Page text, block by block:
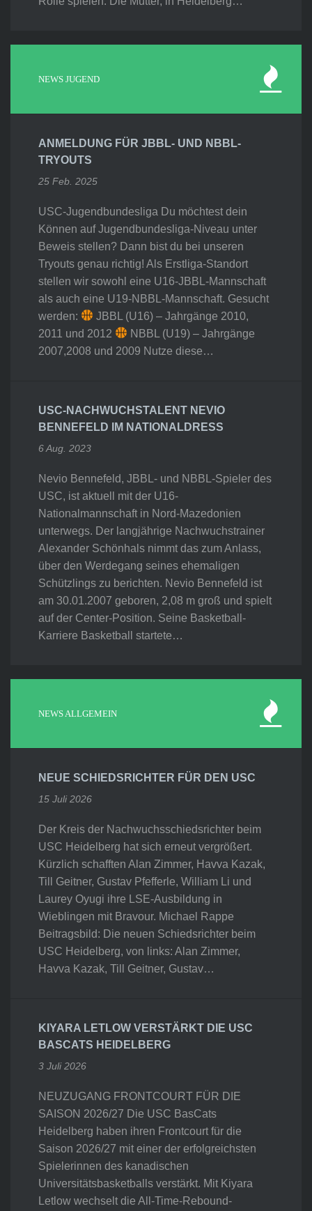
NEWS JUGEND
ANMELDUNG FÜR JBBL- UND NBBL-
TRYOUTS
25 Feb. 2025
USC-Jugendbundesliga Du möchtest dein
Können auf Jugendbundesliga-Niveau unter
Beweis stellen? Dann bist du bei unseren
Tryouts genau richtig! Als Erstliga-Standort
stellen wir sowohl eine U16-JBBL-Mannschaft
als auch eine U19-NBBL-Mannschaft. Gesucht
werden:
JBBL (U16) – Jahrgänge 2010,
2011 und 2012
NBBL (U19) – Jahrgänge
2007,2008 und 2009 Nutze diese…
USC-NACHWUCHSTALENT NEVIO
BENNEFELD IM NATIONALDRESS
6 Aug. 2023
Nevio Bennefeld, JBBL- und NBBL-Spieler des
USC, ist aktuell mit der U16-
Nationalmannschaft in Nord-Mazedonien
unterwegs. Der langjährige Nachwuchstrainer
Alexander Schönhals nimmt das zum Anlass,
über den Werdegang seines ehemaligen
Schützlings zu berichten. Nevio Bennefeld ist
am 30.01.2007 geboren, 2,08 m groß und spielt
auf der Center-Position. Seine Basketball-
Karriere Basketball startete…
NEWS ALLGEMEIN
NEUE SCHIEDSRICHTER FÜR DEN USC
15 Juli 2026
Der Kreis der Nachwuchsschiedsrichter beim
USC Heidelberg hat sich erneut vergrößert.
Kürzlich schafften Alan Zimmer, Havva Kazak,
Till Geitner, Gustav Pfefferle, William Li und
Laurey Oyugi ihre LSE-Ausbildung in
Wieblingen mit Bravour. Michael Rappe
Beitragsbild: Die neuen Schiedsrichter beim
USC Heidelberg, von links: Alan Zimmer,
Havva Kazak, Till Geitner, Gustav…
KIYARA LETLOW VERSTÄRKT DIE USC
BASCATS HEIDELBERG
3 Juli 2026
NEUZUGANG FRONTCOURT FÜR DIE
SAISON 2026/27 Die USC BasCats
Heidelberg haben ihren Frontcourt für die
Saison 2026/27 mit einer der erfolgreichsten
Spielerinnen des kanadischen
Universitätsbasketballs verstärkt. Mit Kiyara
Letlow wechselt die All-Time-Rebound-